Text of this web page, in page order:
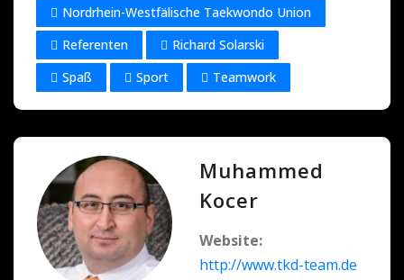
Nordrhein-Westfälische Taekwondo Union
Referenten
Richard Solarski
Spaß
Sport Teamwork
Muhammed
Kocer
Website:
http://www.tkd-team.de